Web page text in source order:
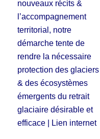
nouveaux récits &
l’accompagnement
territorial, notre
démarche tente de
rendre la nécessaire
protection des glaciers
& des écosystèmes
émergents du retrait
glaciaire désirable et
efficace |
Lien internet